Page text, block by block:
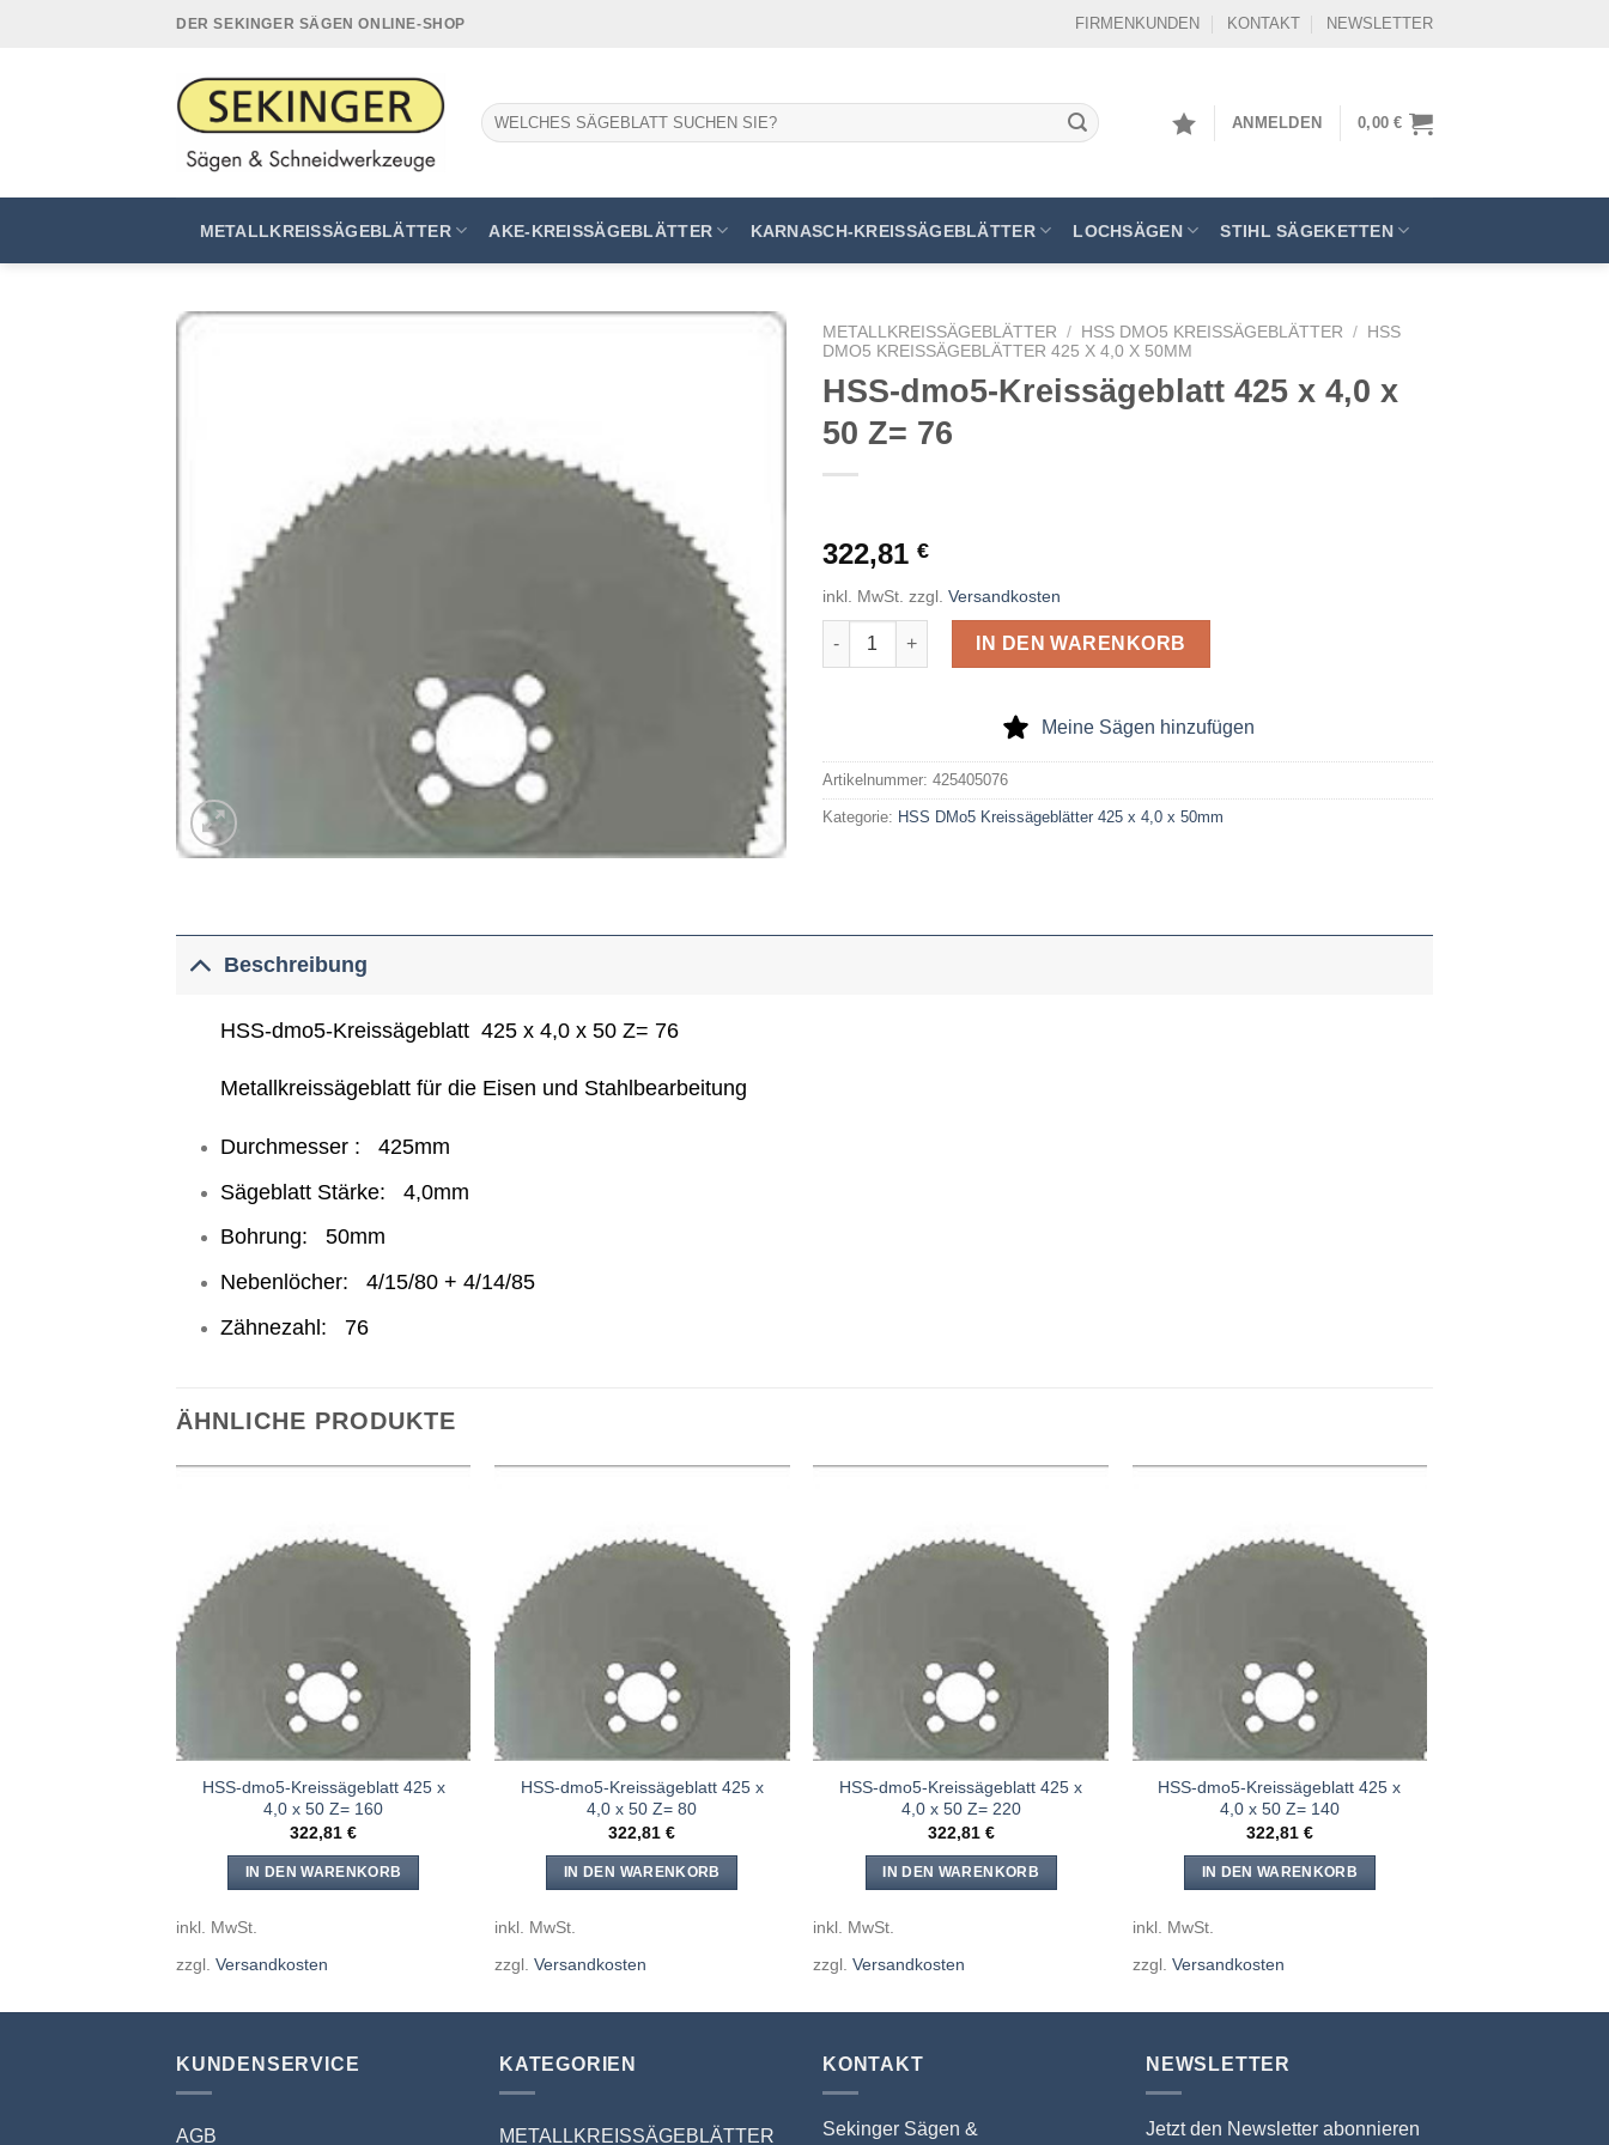
DER SEKINGER SÄGEN ONLINE-SHOP FIRMENKUNDEN KONTAKT NEWSLETTER
Suchen
nach:
ANMELDEN 0,00€
METALLKREISSÄGEBLÄTTER AKE-KREISSÄGEBLÄTTER KARNASCH-KREISSÄGEBLÄTTER LOCHSÄGEN STIHL SÄGEKETTEN
METALLKREISSÄGEBLÄTTER / HSS DMO5 KREISSÄGEBLÄTTER /
HSS
DMO5 KREISSÄGEBLÄTTER 425 X 4,0 X 50MM
HSS-dmo5-Kreissägeblatt 425 x 4,0 x
50 Z= 76
322,81 €
inkl. MwSt. zzgl. Versandkosten
HSS-dmo5-Kreissägeblatt 425 x 4,0 x 50 Z= 76 Menge
IN DEN WARENKORB
Meine Sägen hinzufügen
Artikelnummer: 425405076
Kategorie: HSS DMo5 Kreissägeblätter 425 x 4,0 x 50mm
Beschreibung
HSS-dmo5-Kreissägeblatt 425 x 4,0 x 50 Z= 76
Metallkreissägeblatt für die Eisen und Stahlbearbeitung
Durchmesser : 425mm
Sägeblatt Stärke: 4,0mm
Bohrung: 50mm
Nebenlöcher: 4/15/80 + 4/14/85
Zähnezahl: 76
ÄHNLICHE PRODUKTE
Meine
Sägen
hinzufügen
HSS-dmo5-Kreissägeblatt 425 x
4,0 x 50 Z= 160
322,81€
IN DEN WARENKORB
inkl. MwSt.
zzgl. Versandkosten
Meine
Sägen
hinzufügen
HSS-dmo5-Kreissägeblatt 425 x
4,0 x 50 Z= 80
322,81€
IN DEN WARENKORB
inkl. MwSt.
zzgl.Versandkosten
Meine
Sägen
hinzufügen
HSS-dmo5-Kreissägeblatt 425 x
4,0 x 50 Z= 220
322,81 €
IN DEN WARENKORB
inkl. MwSt.
zzgl.Versandkosten
Meine
Sägen
hinzufügen
HSS-dmo5-Kreissägeblatt 425 x
4,0 x 50 Z= 140
322,81 €
IN DEN WARENKORB
inkl. MwSt.
zzgl. Versandkosten
KUNDENSERVICE
AGB
KATEGORIEN
METALLKREISSÄGEBLÄTTER
KONTAKT
Sekinger Sägen &
NEWSLETTER
Jetzt den Newsletter abonnieren